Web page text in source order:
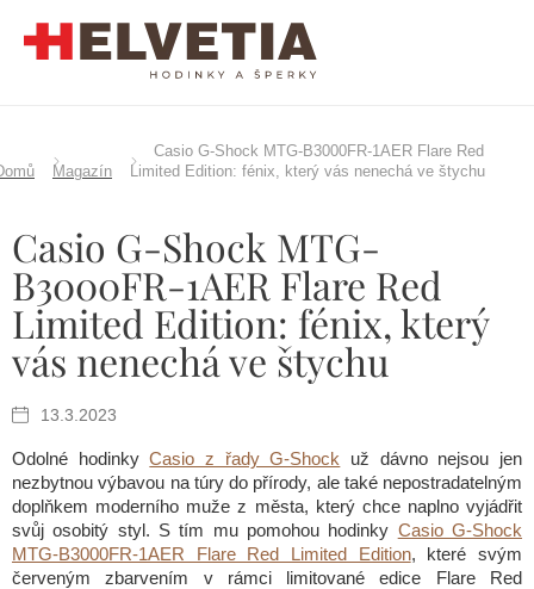
Magazín
Casio G-Shock MTG-B3000FR-1AER Flare Red
Limited Edition: fénix, který vás nenechá ve štychu
Casio G-Shock MTG-
B3000FR-1AER Flare Red
Limited Edition: fénix, který
vás nenechá ve štychu
13.3.2023
Odolné hodinkyCasio z řady G-Shock už dávno nejsou jen
nezbytnou výbavou na túry do přírody, ale také nepostradatelným
doplňkem moderního muže z města, který chce naplno vyjádřit
svůj osobitý styl. S tím mu pomohou hodinky Casio G-Shock
MTG-B3000FR-1AER Flare Red Limited Edition, které svým
červeným zbarvením v rámci limitované edice Flare Red